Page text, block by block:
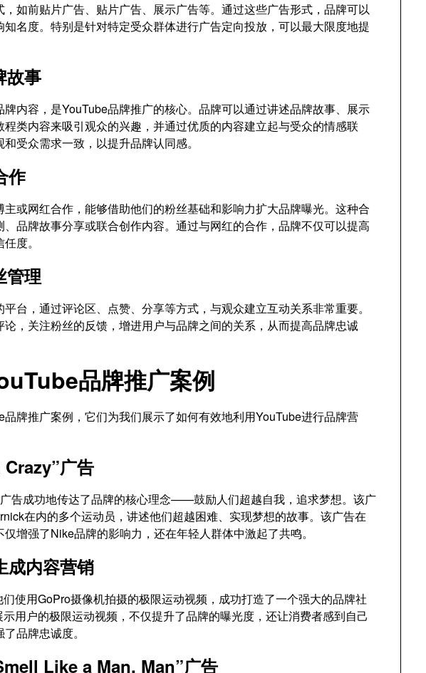
如前贴片广告、贴片广告、展示广告等。通过这些广告形式，品牌可以
名度。特别是针对特定受众群体进行广告定向投放，可以最大限度地提
故事
内容，是YouTube品牌推广的核心。品牌可以通过讲述品牌故事、展示
类内容来吸引观众的兴趣，并通过优质的内容建立起与受众的情感联
受众需求一致，以提升品牌认同感。
作
或网红合作，能够借助他们的粉丝基础和影响力扩大品牌曝光。这种合
品牌故事分享或联合创作内容。通过与网红的合作，品牌不仅可以提高
度。
管理
台，通过评论区、点赞、分享等方式，与观众建立互动关系非常重要。
，关注粉丝的反馈，增进用户与品牌之间的关系，从而提高品牌忠诚
品牌推广案例
牌推广案例，它们为我们展示了如何有效地利用YouTube进行品牌营
广告
广告成功地传达了品牌的核心理念——鼓励人们超越自我，追求梦想。该广
在内的多个运动员，讲述他们超越困难、实现梦想的故事。该广告在
增强了Nike品牌的影响力，还在年轻人群体中激起了共鸣。
成内容营销
使用GoPro摄像机拍摄的极限运动视频，成功打造了一个强大的品牌社
用户的极限运动视频，不仅提升了品牌的曝光度，还让消费者感到自己
品牌忠诚度。
Like a Man, Man”广告